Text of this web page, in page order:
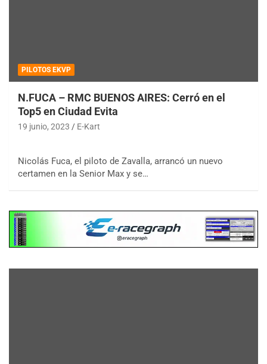
PILOTOS EKVP
N.FUCA – RMC BUENOS AIRES: Cerró en el
Top5 en Ciudad Evita
19 junio, 2023 E-Kart
Nicolás Fuca, el piloto de Zavalla, arrancó un nuevo
certamen en la Senior Max y se…